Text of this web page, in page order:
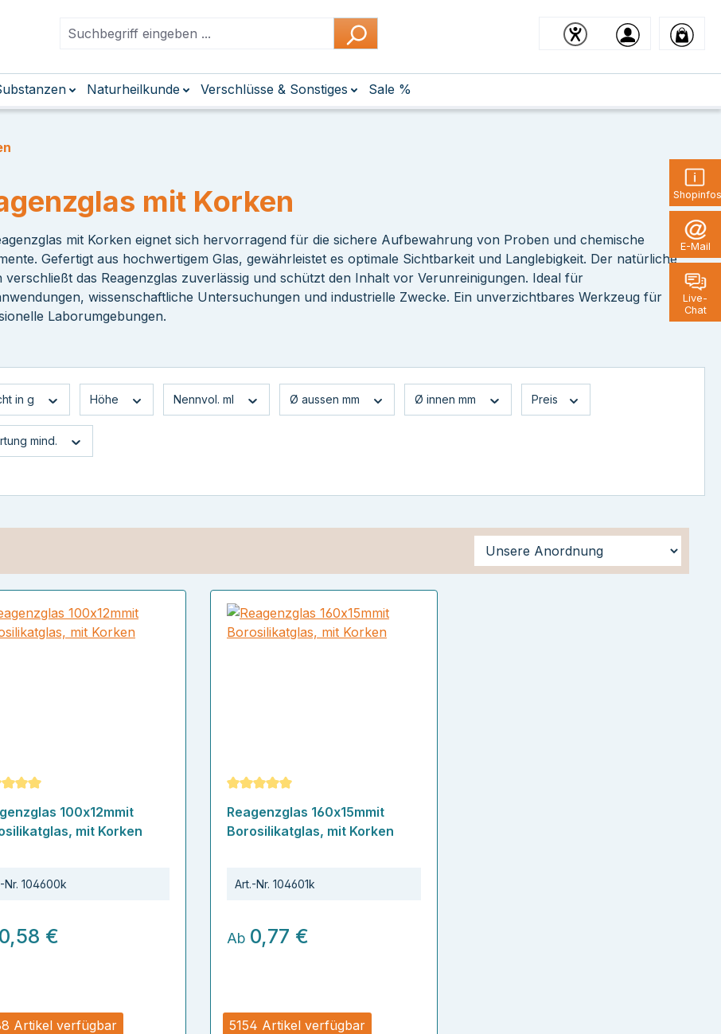
E-Mail
Live-
Chat
Naturheilkunde Verschlüsse & Sonstiges Sale %
mit Korken
mit Korken eignet sich hervorragend für die sichere Aufbewahrung von Proben und chemische
Gefertigt aus hochwertigem Glas, gewährleistet es optimale Sichtbarkeit und Langlebigkeit. Der natürliche
verschließt das Reagenzglas zuverlässig und schützt den Inhalt vor Verunreinigungen. Ideal für
wissenschaftliche Untersuchungen und industrielle Zwecke. Ein unverzichtbares Werkzeug für
Laborumgebungen.
in g Höhe Nennvol. ml Ø aussen mm Ø innen mm Preis
mind.
Artikel verfügbar
Bewertung von 5 von 5 Sternen
100x12mmit
mit Korken
Nr. 104600k
0,58 €
5154 Artikel verfügbar
Durchschnittliche Bewertung von 5 von 5 Sternen
Reagenzglas 160x15mmit
Borosilikatglas, mit Korken
Art.-Nr. 104601k
Ab 0,77 €